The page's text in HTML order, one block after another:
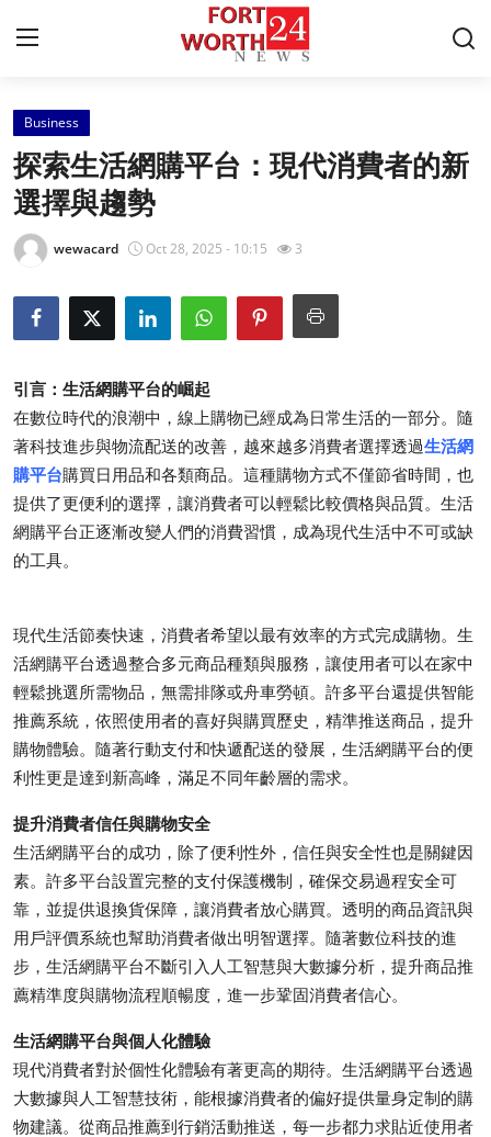
Home
Press Release
Contact
Privacy Policy
News Network
Health
Submit Press Release
Guest Posting
Crypto
Advertise with US
Business
Finance
Tech
Real Estate
General
Top 10
How To
Support Number
Business
探索生活網購平台：現代消費者的新
選擇與趨勢
wewacard Oct 28, 2025 - 10:15 3
引言：生活網購平台的崛起
在數位時代的浪潮中，線上購物已經成為日常生活的一部分。隨
著科技進步與物流配送的改善，越來越多消費者選擇透過生活網
購平台購買日用品和各類商品。這種購物方式不僅節省時間，也
提供了更便利的選擇，讓消費者可以輕鬆比較價格與品質。生活
網購平台正逐漸改變人們的消費習慣，成為現代生活中不可或缺
的工具。
現代生活節奏快速，消費者希望以最有效率的方式完成購物。生
活網購平台透過整合多元商品種類與服務，讓使用者可以在家中
輕鬆挑選所需物品，無需排隊或舟車勞頓。許多平台還提供智能
推薦系統，依照使用者的喜好與購買歷史，精準推送商品，提升
購物體驗。隨著行動支付和快遞配送的發展，生活網購平台的便
利性更是達到新高峰，滿足不同年齡層的需求。
提升消費者信任與購物安全
生活網購平台的成功，除了便利性外，信任與安全性也是關鍵因
素。許多平台設置完整的支付保護機制，確保交易過程安全可
靠，並提供退換貨保障，讓消費者放心購買。透明的商品資訊與
用戶評價系統也幫助消費者做出明智選擇。隨著數位科技的進
步，生活網購平台不斷引入人工智慧與大數據分析，提升商品推
薦精準度與購物流程順暢度，進一步鞏固消費者信心。
生活網購平台與個人化體驗
現代消費者對於個性化體驗有著更高的期待。生活網購平台透過
大數據與人工智慧技術，能根據消費者的偏好提供量身定制的購
物建議。從商品推薦到行銷活動推送，每一步都力求貼近使用者